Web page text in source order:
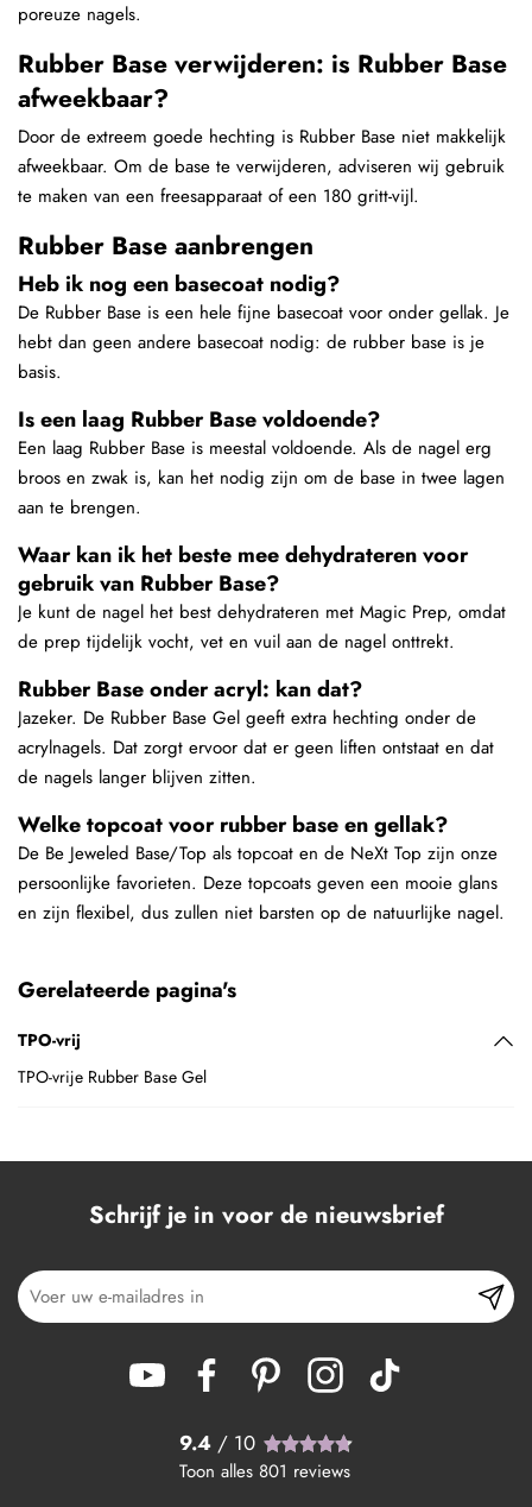
poreuze nagels.
Rubber Base verwijderen: is Rubber Base
afweekbaar?
Door de extreem goede hechting is Rubber Base niet makkelijk
afweekbaar. Om de base te verwijderen, adviseren wij gebruik
te maken van een freesapparaat of een 180 gritt-vijl.
Rubber Base aanbrengen
Heb ik nog een basecoat nodig?
De Rubber Base is een hele fijne basecoat voor onder gellak. Je
hebt dan geen andere basecoat nodig: de rubber base is je
basis.
Is een laag Rubber Base voldoende?
Een laag Rubber Base is meestal voldoende. Als de nagel erg
broos en zwak is, kan het nodig zijn om de base in twee lagen
aan te brengen.
Waar kan ik het beste mee dehydrateren voor
gebruik van Rubber Base?
Je kunt de nagel het best dehydrateren met Magic Prep, omdat
de prep tijdelijk vocht, vet en vuil aan de nagel onttrekt.
Rubber Base onder acryl: kan dat?
Jazeker. De Rubber Base Gel geeft extra hechting onder de
acrylnagels. Dat zorgt ervoor dat er geen liften ontstaat en dat
de nagels langer blijven zitten.
Welke topcoat voor rubber base en gellak?
De Be Jeweled Base/Top als topcoat en de NeXt Top zijn onze
persoonlijke favorieten. Deze topcoats geven een mooie glans
en zijn flexibel, dus zullen niet barsten op de natuurlijke nagel.
Gerelateerde pagina's
TPO-vrij
TPO-vrije Rubber Base Gel
Schrijf je in voor de nieuwsbrief
9.4 / 10
Toon alles 801 reviews